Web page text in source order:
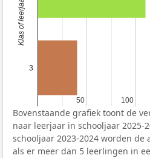
50
50 100
100
3
Bovenstaande grafiek toont de
naar leerjaar in schooljaar 2025-
schooljaar 2023-2024 worden
als er meer dan 5 leerlingen in